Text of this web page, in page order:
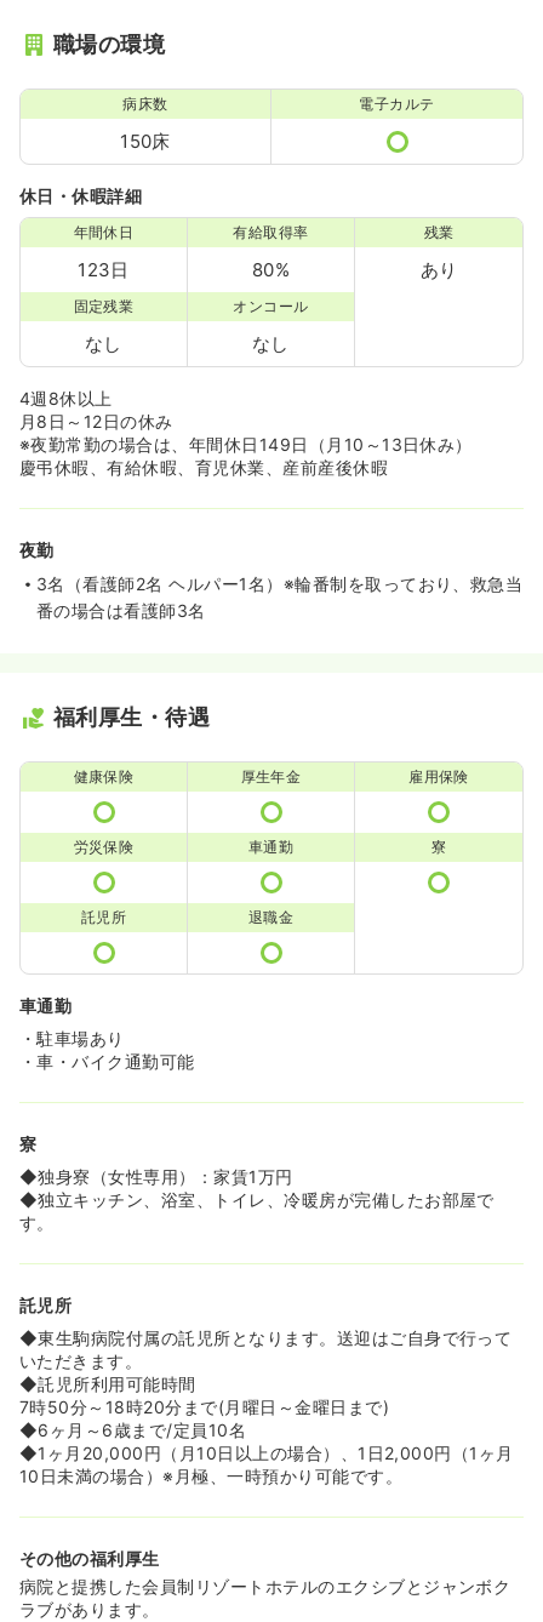
職場の環境
病床数
150床
電子カルテ
休日・休暇詳細
年間休日
123日
有給取得率
80%
残業
あり
固定残業
なし
オンコール
なし
4週8休以上
月8日～12日の休み
※夜勤常勤の場合は、年間休日149日（月10～13日休み）
慶弔休暇、有給休暇、育児休業、産前産後休暇
夜勤
3名（看護師2名 ヘルパー1名）※輪番制を取っており、救急当
番の場合は看護師3名
福利厚生・待遇
健康保険 厚生年金 雇用保険
労災保険 車通勤 寮
託児所 退職金
車通勤
・駐車場あり
・車・バイク通勤可能
寮
◆独身寮（女性専用）：家賃1万円
◆独立キッチン、浴室、トイレ、冷暖房が完備したお部屋で
す。
託児所
◆東生駒病院付属の託児所となります。送迎はご自身で行って
いただきます。
◆託児所利用可能時間
7時50分～18時20分まで(月曜日～金曜日まで)
◆6ヶ月～6歳まで/定員10名
◆1ヶ月20,000円（月10日以上の場合）、1日2,000円（1ヶ月
10日未満の場合）※月極、一時預かり可能です。
その他の福利厚生
病院と提携した会員制リゾートホテルのエクシブとジャンボク
ラブがあります。